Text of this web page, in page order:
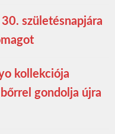
születésnapjára
kollekciója
gondolja újra